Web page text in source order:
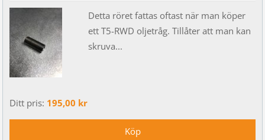
Detta röret fattas oftast när man köper
ett T5-RWD oljetråg. Tillåter att man kan
skruva...
Ditt pris: 195,00 kr